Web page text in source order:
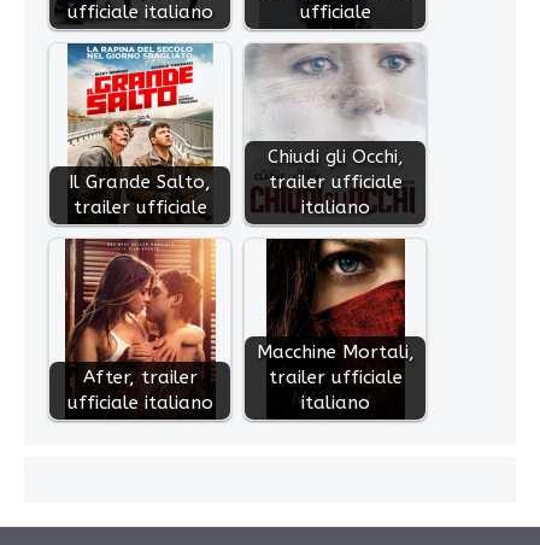
ufficiale italiano
ufficiale
Il Grande Salto,
trailer ufficiale
Chiudi gli Occhi,
trailer ufficiale
italiano
After, trailer
ufficiale italiano
Macchine Mortali,
trailer ufficiale
italiano